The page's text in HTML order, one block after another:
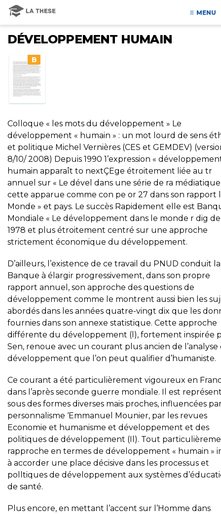
MENU
DÉVELOPPEMENT HUMAIN
B
Colloque « les mots du développement » Le
développement « humain » : un mot lourd de sens
et politique Michel Vernières (CES et GEMDEV)
8/10/ 2008) Depuis 1990 1’expression «
humain apparaît to nextÇEge étroitement liée au tr
annuel sur « Le dével dans une série de ra
cette apparue comme con pe or 27 dans son rapport
Monde » et pays. Le succès Rapidement elle est
Mondiale « Le développement dans le monde r dig
1978 et plus étroitement centré sur une approche
strictement économique du développement.
D’ailleurs, l’existence de ce travail du PNUD conduit la
Banque à élargir progressivement, dans son propre
rapport annuel, son approche des questions de
développement comme le montrent aussi bien les
abordés dans les années quatre-vingt dix que les
fournies dans son annexe statistique. Cette approche
différente du développement (l), fortement inspirée
Sen, renoue avec un courant plus ancien de l’analyse
développement que l’on peut qualifier d’humaniste.
Ce courant a été particulièrement vigoureux en
dans l’après seconde guerre mondiale. Il est
sous des formes diverses mais proches, influencées
personnalisme ‘Emmanuel Mounier, par les revues
Economie et humanisme et développement et des
politiques de développement (Il). Tout
rapproche en termes de développement « humain »
à accorder une place décisive dans les processus et
polltiques de développement aux systèmes
de santé.
Plus encore, en mettant l’accent sur l’Homme dans